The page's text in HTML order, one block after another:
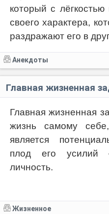
который с
своего характера,
раздражают его в
Анекдоты
Главная жизненная
Главная жизненная
жизнь самому
является
плод его усилий
личность.
Жизненное